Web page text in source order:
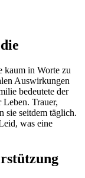
kaum in Worte zu
Auswirkungen
bedeutete der
Trauer,
sie seitdem täglich.
was eine